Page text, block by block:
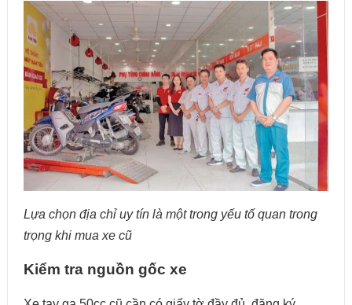
Lựa chọn địa chỉ uy tín là một trong yếu tố quan trong
trọng khi mua xe cũ
Kiểm tra nguồn gốc xe